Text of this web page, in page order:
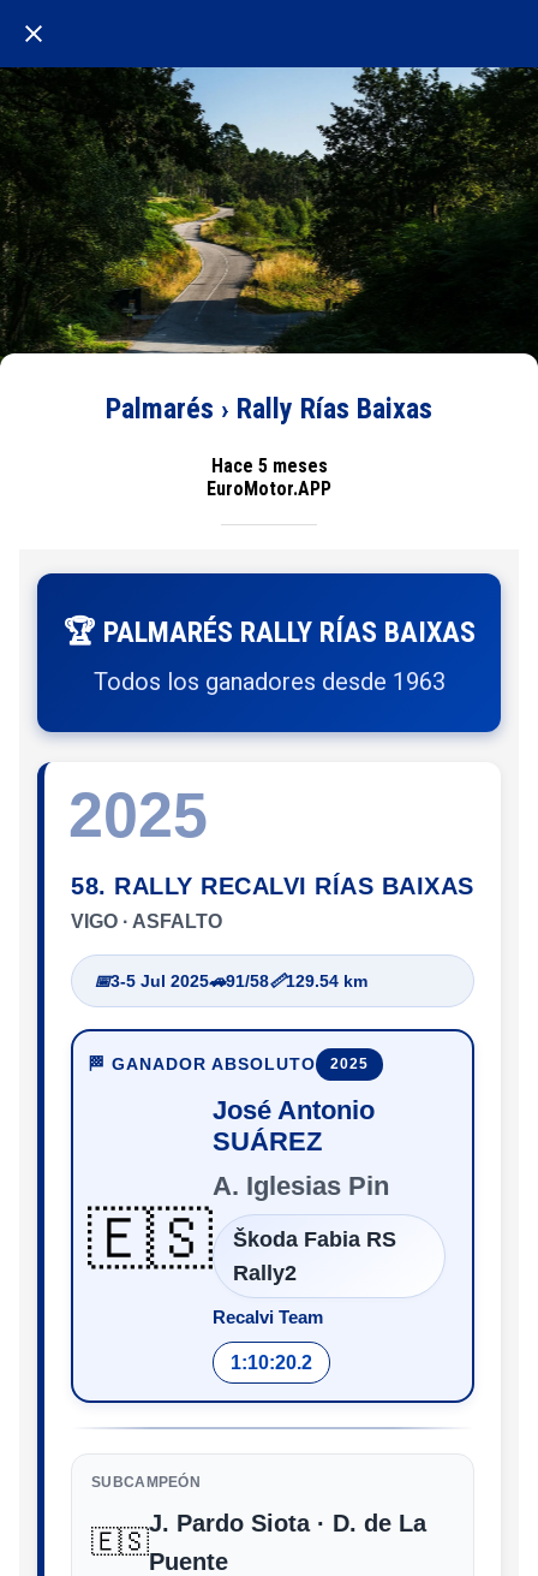
Palmarés › Rally Rías Baixas
Hace 5 meses
EuroMotor.APP
🏆 PALMARÉS RALLY RÍAS BAIXAS
Todos los ganadores desde 1963
2025
58. RALLY RECALVI RÍAS BAIXAS
VIGO · ASFALTO
📅3-5 Jul 2025🚗91/58📏129.54 km
🏁 GANADOR ABSOLUTO 2025
🇪🇸
José Antonio
SUÁREZ
A. Iglesias Pin
Škoda Fabia RS
Rally2
Recalvi Team
1:10:20.2
SUBCAMPEÓN
🇪🇸
J. Pardo Siota · D. de La
Puente